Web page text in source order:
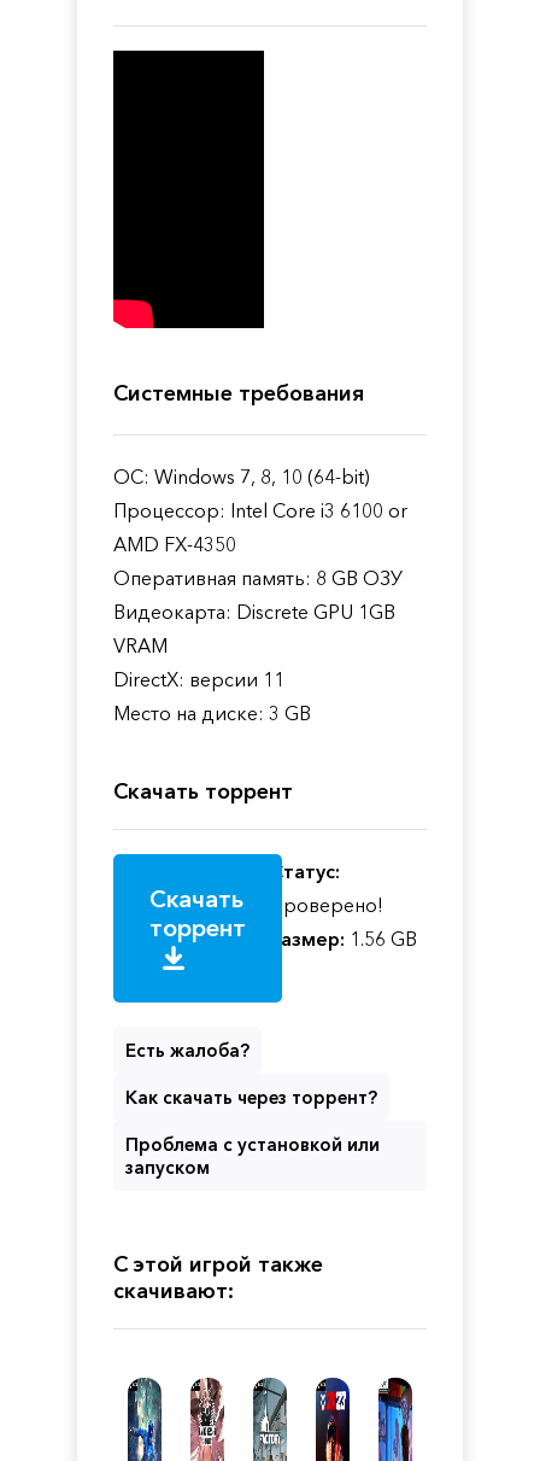
Системные требования
ОС: Windows 7, 8, 10 (64-bit)
Процессор: Intel Core i3 6100 or
AMD FX-4350
Оперативная память: 8 GB ОЗУ
Видеокарта: Discrete GPU 1GB
VRAM
DirectX: версии 11
Место на диске: 3 GB
Скачать торрент
Скачать
торрент
Статус:
Проверено!
Размер: 1.56 GB
Есть жалоба?
Как скачать через торрент?
Проблема с установкой или
запуском
С этой игрой также
скачивают: